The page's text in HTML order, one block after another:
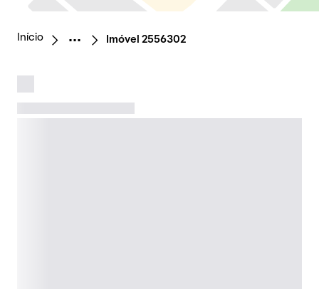
Início Imóvel 2556302